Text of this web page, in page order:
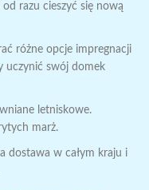
razu cieszyć się nową
różne opcje impregnacji
uczynić swój domek
letniskowe.
marż.
dostawa w całym kraju i